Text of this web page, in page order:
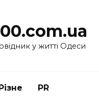
у житті Одеси
PR